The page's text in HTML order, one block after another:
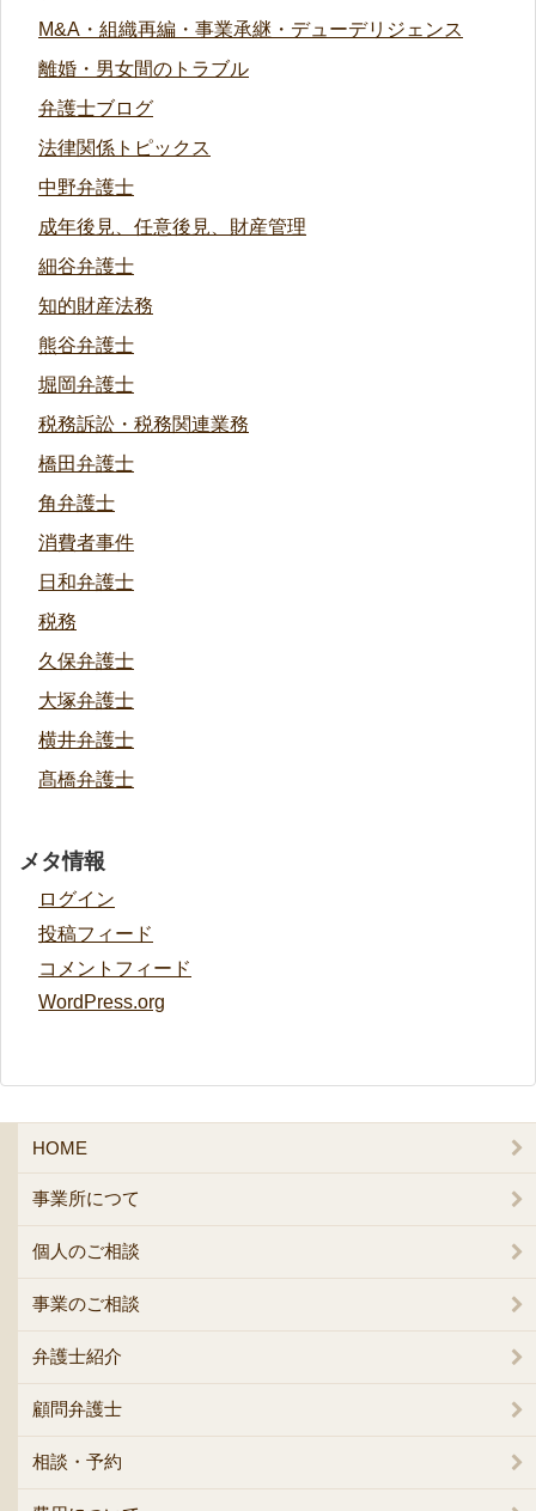
M&A・組織再編・事業承継・デューデリジェンス
離婚・男女間のトラブル
弁護士ブログ
法律関係トピックス
中野弁護士
成年後見、任意後見、財産管理
細谷弁護士
知的財産法務
熊谷弁護士
堀岡弁護士
税務訴訟・税務関連業務
橋田弁護士
角弁護士
消費者事件
日和弁護士
税務
久保弁護士
大塚弁護士
横井弁護士
髙橋弁護士
メタ情報
ログイン
投稿フィード
コメントフィード
WordPress.org
HOME
事業所につて
個人のご相談
事業のご相談
弁護士紹介
顧問弁護士
相談・予約